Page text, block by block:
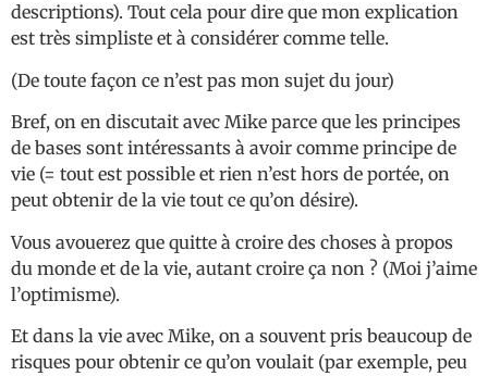
descriptions). Tout cela pour dire que mon explication
est très simpliste et à considérer comme telle.
(De toute façon ce n’est pas mon sujet du jour)
Bref, on en discutait avec Mike parce que les principes
de bases sont intéressants à avoir comme principe de
vie (= tout est possible et rien n’est hors de portée, on
peut obtenir de la vie tout ce qu’on désire).
Vous avouerez que quitte à croire des choses à propos
du monde et de la vie, autant croire ça non ? (Moi j’aime
l’optimisme).
Et dans la vie avec Mike, on a souvent pris beaucoup de
risques pour obtenir ce qu’on voulait (par exemple, peu